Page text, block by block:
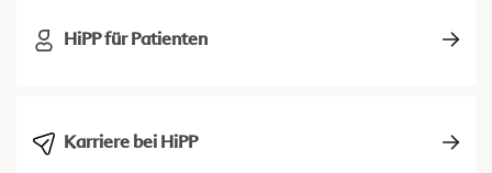
HiPP für Patienten
Karriere bei HiPP